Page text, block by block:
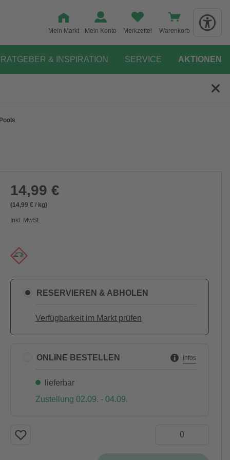
Mein Markt Mein Konto Merkzettel Warenkorb
RATGEBER & INSPIRATION SERVICE AKTIONEN
14,99 €
(14,99 € / kg)
Inkl. MwSt.
RESERVIEREN & ABHOLEN
Verfügbarkeit im Markt prüfen
ONLINE BESTELLEN Infos
lieferbar
Zustellung 02.09. - 04.09.